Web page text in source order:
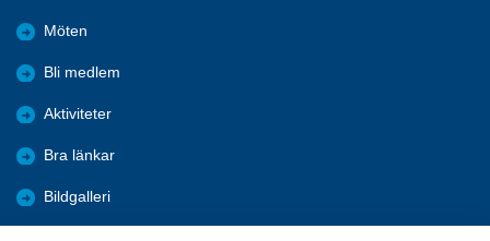
Möten
Bli medlem
Aktiviteter
Bra länkar
Bildgalleri